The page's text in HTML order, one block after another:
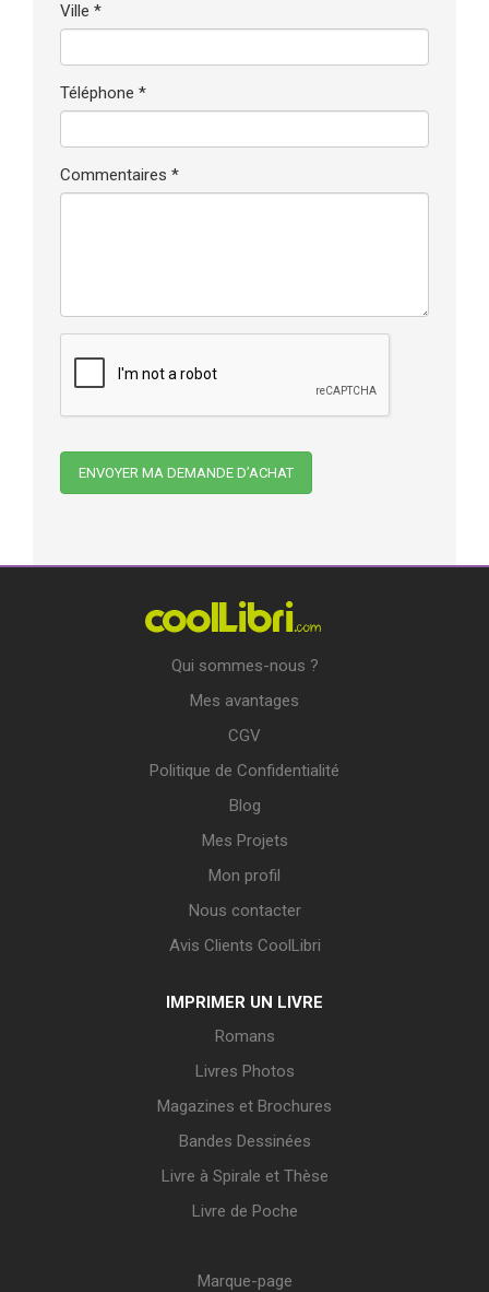
Ville *
Téléphone *
Commentaires *
Qui sommes-nous ?
Mes avantages
CGV
Politique de Confidentialité
Blog
Mes Projets
Mon profil
Nous contacter
Avis Clients CoolLibri
IMPRIMER UN LIVRE
Romans
Livres Photos
Magazines et Brochures
Bandes Dessinées
Livre à Spirale et Thèse
Livre de Poche
Marque-page